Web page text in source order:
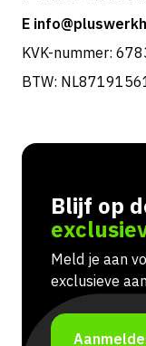
E
KVK-nummer:
BTW:
Blijf op
Meld je aan
exclusieve